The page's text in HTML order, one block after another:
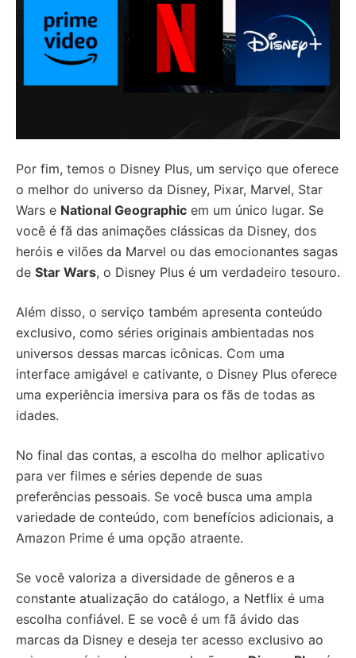
Por fim, temos o Disney Plus, um serviço que oferece
o melhor do universo da Disney, Pixar, Marvel, Star
Wars e National Geographic em um único lugar. Se
você é fã das animações clássicas da Disney, dos
heróis e vilões da Marvel ou das emocionantes sagas
de Star Wars, o Disney Plus é um verdadeiro tesouro.
Além disso, o serviço também apresenta conteúdo
exclusivo, como séries originais ambientadas nos
universos dessas marcas icônicas. Com uma
interface amigável e cativante, o Disney Plus oferece
uma experiência imersiva para os fãs de todas as
idades.
No final das contas, a escolha do melhor aplicativo
para ver filmes e séries depende de suas
preferências pessoais. Se você busca uma ampla
variedade de conteúdo, com benefícios adicionais, a
Amazon Prime é uma opção atraente.
Se você valoriza a diversidade de gêneros e a
constante atualização do catálogo, a Netflix é uma
escolha confiável. E se você é um fã ávido das
marcas da Disney e deseja ter acesso exclusivo ao